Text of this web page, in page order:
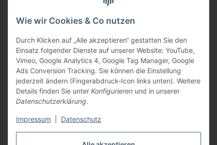
Wie wir Cookies & Co nutzen
Durch Klicken auf „Alle akzeptieren“ gestatten Sie den
Einsatz folgender Dienste auf unserer Website: YouTube,
Vimeo, Google Analytics 4, Google Tag Manager, Google
Ads Conversion Tracking. Sie können die Einstellung
jederzeit ändern (Fingerabdruck-Icon links unten). Weitere
Details finden Sie unter Konfigurieren und in unserer
Datenschutzerklärung.
Impressum Datenschutz
Informationen
Gesetzliche Informationen